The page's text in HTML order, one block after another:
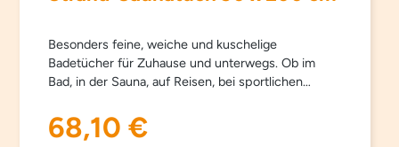
Besonders feine, weiche und kuschelige
Badetücher für Zuhause und unterwegs. Ob im
Bad, in der Sauna, auf Reisen, bei sportlichen
schnelltrocknend, atmungsaktiv, besonders leicht,
saugfähig, einfach zu pflegen und Platz sparend.
Regulärer Preis:
68,10 €